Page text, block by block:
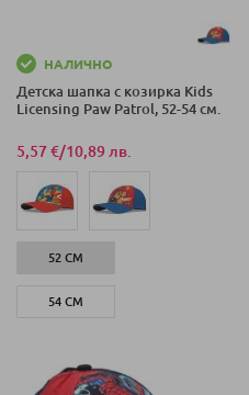
НАЛИЧНО
Детска шапка с козирка Kids
Licensing Paw Patrol, 52-54 см.
5,57 €/10,89 лв.
52 СМ
54 СМ